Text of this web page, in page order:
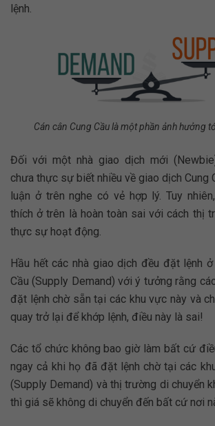
lệnh.
Cán cân Cung Cầu là một phần ảnh hưởng
Đối với một nhà giao dịch mới
chưa thực sự biết nhiều về giao dịch Cung
luận ở trên nghe có vẻ hợp lý. Tuy
thích ở trên là hoàn toàn sai với cách thị
thực sự hoạt động.
Hầu hết các nhà giao dịch đều đặt lệnh ở
Cầu (Supply Demand) với ý tưởng rằng
đặt lệnh chờ sẵn tại các khu vực này và
quay trở lại để khớp lệnh, điều này là sai!
Các tổ chức không bao giờ làm bất cứ
ngay cả khi họ đã đặt lệnh chờ tại các
(Supply Demand) và thị trường di chuyển
thì giá sẽ không di chuyển đến bất cứ nơi